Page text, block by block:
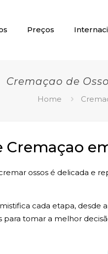
Preços
Cremaçao de
Home
Cremaçao
ossos é delicada e
cada etapa, desde
para tomar a melhor